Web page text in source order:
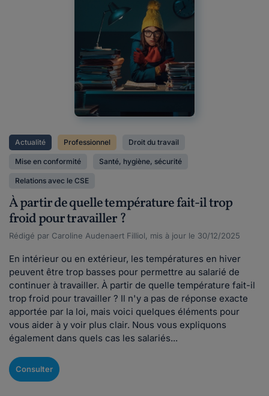
Actualité Professionnel Droit du travail
Mise en conformité Santé, hygiène, sécurité
Relations avec le CSE
À partir de quelle température fait-il trop
froid pour travailler ?
Rédigé par Caroline Audenaert Filliol, mis à jour le 30/12/2025
En intérieur ou en extérieur, les températures en hiver
peuvent être trop basses pour permettre au salarié de
continuer à travailler. À partir de quelle température fait-il
trop froid pour travailler ? Il n'y a pas de réponse exacte
apportée par la loi, mais voici quelques éléments pour
vous aider à y voir plus clair. Nous vous expliquons
également dans quels cas les salariés...
Consulter